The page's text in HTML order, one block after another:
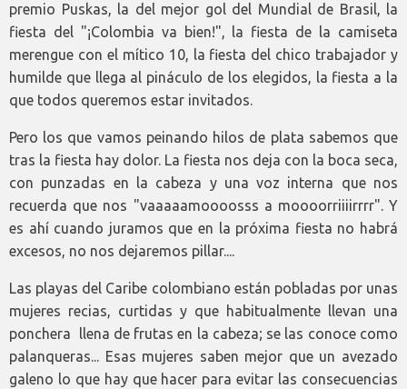
premio Puskas, la del mejor gol del Mundial de Brasil, la
fiesta del "¡Colombia va bien!", la fiesta de la camiseta
merengue con el mítico 10, la fiesta del chico trabajador y
humilde que llega al pináculo de los elegidos, la fiesta a la
que todos queremos estar invitados.
Pero los que vamos peinando hilos de plata sabemos que
tras la fiesta hay dolor. La fiesta nos deja con la boca seca,
con punzadas en la cabeza y una voz interna que nos
recuerda que nos "vaaaaamoooosss a moooorriiiirrrr". Y
es ahí cuando juramos que en la próxima fiesta no habrá
excesos, no nos dejaremos pillar....
Las playas del Caribe colombiano están pobladas por unas
mujeres recias, curtidas y que habitualmente llevan una
ponchera llena de frutas en la cabeza; se las conoce como
palanqueras... Esas mujeres saben mejor que un avezado
galeno lo que hay que hacer para evitar las consecuencias